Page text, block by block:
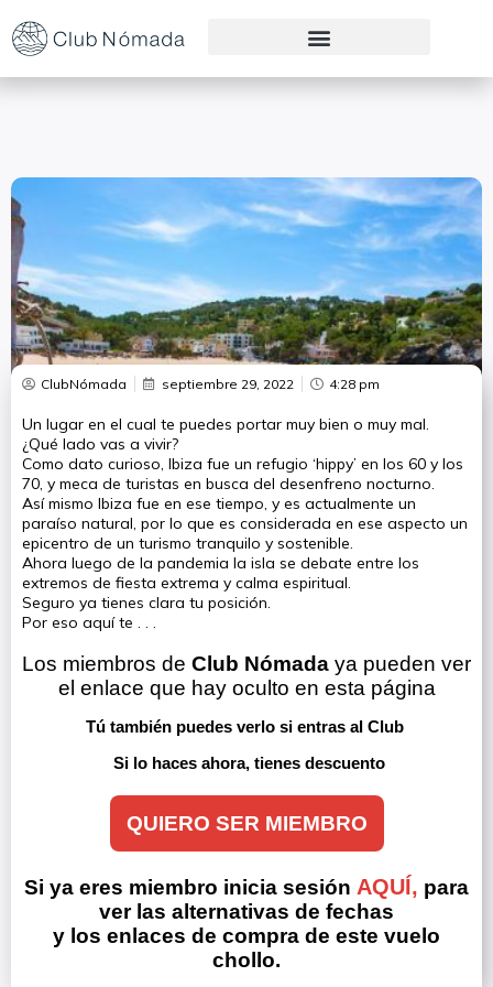
ClubNómada septiembre 29, 2022 4:28 pm
Un lugar en el cual te puedes portar muy bien o muy mal.
¿Qué lado vas a vivir?
Como dato curioso, Ibiza fue un refugio ‘hippy’ en los 60 y los
70, y meca de turistas en busca del desenfreno nocturno.
Así mismo Ibiza fue en ese tiempo, y es actualmente un
paraíso natural, por lo que es considerada en ese aspecto un
epicentro de un turismo tranquilo y sostenible.
Ahora luego de la pandemia la isla se debate entre los
extremos de fiesta extrema y calma espiritual.
Seguro ya tienes clara tu posición.
Por eso aquí te . . .
Los miembros de Club Nómada ya pueden ver
el enlace que hay oculto en esta página
Tú también puedes verlo si entras al Club
Si lo haces ahora, tienes descuento
QUIERO SER MIEMBRO
Si ya eres miembro inicia sesión AQUÍ, para
ver las alternativas de fechas
y los enlaces de compra de este vuelo
chollo.